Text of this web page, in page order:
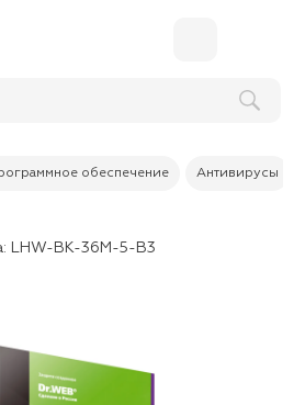
обеспечение Антивирусы
LHW-BK-36M-5-B3